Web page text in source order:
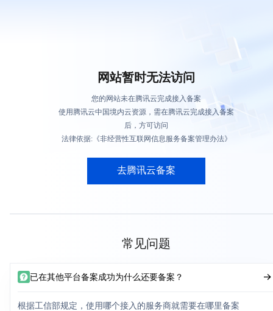
网站暂时无法访问
您的网站未在腾讯云完成接入备案
使用腾讯云中国境内云资源，需在腾讯云完成接入备案
后，方可访问
法律依据:《非经营性互联网信息服务备案管理办法》
去腾讯云备案
常见问题
已在其他平台备案成功为什么还要备案？
根据工信部规定，使用哪个接入的服务商就需要在哪里备案